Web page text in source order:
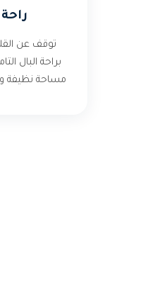
توقف عن
براحة البال
مساحة نظيفة